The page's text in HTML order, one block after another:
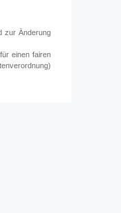
zur Änderung
einen fairen